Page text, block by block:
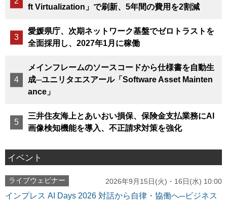
ft Virtualization」で刷新、5年間の費用を2割減
愛媛県庁、次期ネットワーク基盤でゼロトラストを
全面採用し、2027年1月に稼働
メインフレームのソースコードから仕様書を自動生
成─ユニリタエスアール「Software Asset Mainten
ance」
三井住友海上とあいおい損保、保険金支払業務にAI
画像検知機能を導入、不正請求対策を強化
イベント
ライブウェビナー 2026年9月15日(火)・16日(水) 10:00
インプレス AI Days 2026 対話から自律・協働へ─ビジネス